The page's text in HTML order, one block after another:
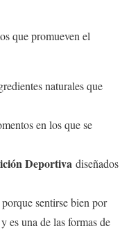
que promueven el
naturales que
en los que se
Deportiva diseñados
porque sentirse bien por
es una de las formas de